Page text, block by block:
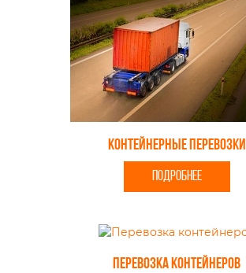
Контейнерные перевозки
ПОДРОБНЕЕ
Перевозка контейнеров